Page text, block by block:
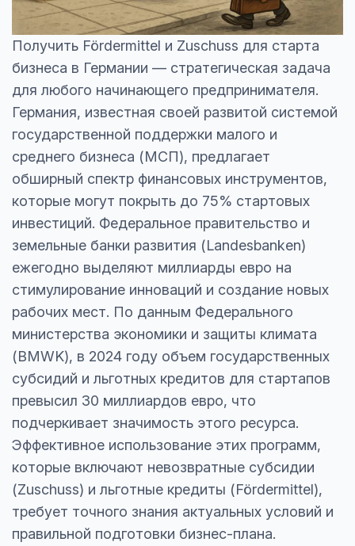
Получить Fördermittel и Zuschuss для старта
бизнеса в Германии — стратегическая задача
для любого начинающего предпринимателя.
Германия, известная своей развитой системой
государственной поддержки малого и
среднего бизнеса (МСП), предлагает
обширный спектр финансовых инструментов,
которые могут покрыть до 75% стартовых
инвестиций. Федеральное правительство и
земельные банки развития (Landesbanken)
ежегодно выделяют миллиарды евро на
стимулирование инноваций и создание новых
рабочих мест. По данным Федерального
министерства экономики и защиты климата
(BMWK), в 2024 году объем государственных
субсидий и льготных кредитов для стартапов
превысил 30 миллиардов евро, что
подчеркивает значимость этого ресурса.
Эффективное использование этих программ,
которые включают невозвратные субсидии
(Zuschuss) и льготные кредиты (Fördermittel),
требует точного знания актуальных условий и
правильной подготовки бизнес-плана.